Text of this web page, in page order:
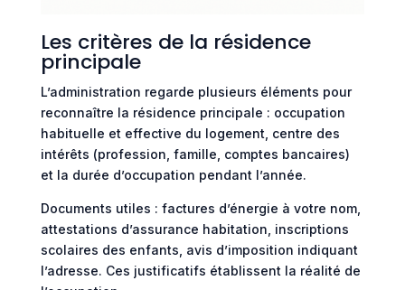
Les critères de la résidence
principale
L’administration regarde plusieurs éléments pour
reconnaître la résidence principale : occupation
habituelle et effective du logement, centre des
intérêts (profession, famille, comptes bancaires)
et la durée d’occupation pendant l’année.
Documents utiles : factures d’énergie à votre nom,
attestations d’assurance habitation, inscriptions
scolaires des enfants, avis d’imposition indiquant
l’adresse. Ces justificatifs établissent la réalité de